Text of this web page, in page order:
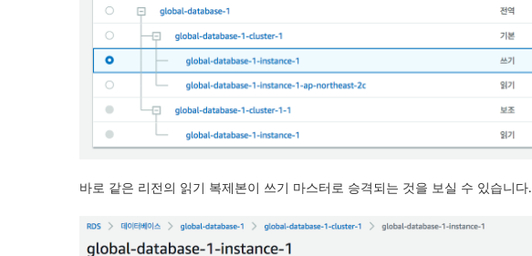
바로 같은 리전의 읽기 복제본이 쓰기 마스터로 승격되는 것을 보실 수 있습니다.